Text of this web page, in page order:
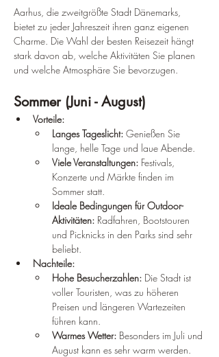
Aarhus, die zweitgrößte Stadt Dänemarks,
bietet zu jeder Jahreszeit ihren ganz eigenen
Charme. Die Wahl der besten Reisezeit hängt
stark davon ab, welche Aktivitäten Sie planen
und welche Atmosphäre Sie bevorzugen.
Sommer (Juni - August)
Vorteile:
Langes Tageslicht: Genießen Sie
lange, helle Tage und laue Abende.
Viele Veranstaltungen: Festivals,
Konzerte und Märkte finden im
Sommer statt.
Ideale Bedingungen für Outdoor-
Aktivitäten: Radfahren, Bootstouren
und Picknicks in den Parks sind sehr
beliebt.
Nachteile:
Hohe Besucherzahlen: Die Stadt ist
voller Touristen, was zu höheren
Preisen und längeren Wartezeiten
führen kann.
Warmes Wetter: Besonders im Juli und
August kann es sehr warm werden.